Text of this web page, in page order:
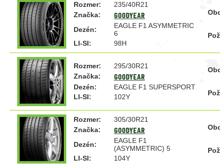
Rozmer:
235/40R21
Značka:
GOODYEAR
Dezén:
EAGLE F1 ASYMMETRIC
6
LI-SI:
98H
Rozmer:
295/30R21
Značka:
GOODYEAR
Dezén:
EAGLE F1 SUPERSPORT
LI-SI:
102Y
Rozmer:
305/30R21
Značka:
GOODYEAR
Dezén:
EAGLE F1
(ASYMMETRIC) 5
LI-SI:
104Y